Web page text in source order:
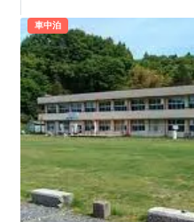
車中泊